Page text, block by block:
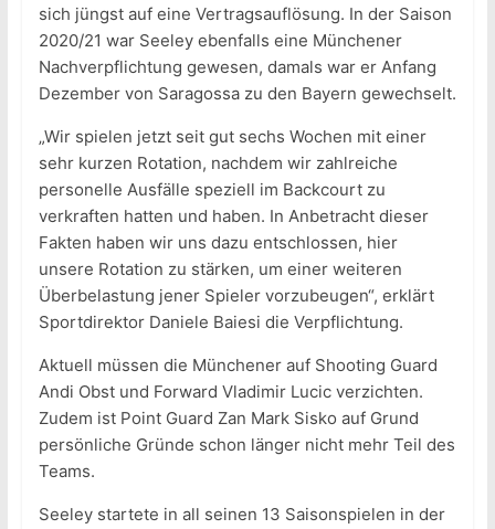
sich jüngst auf eine Vertragsauflösung. In der Saison
2020/21 war Seeley ebenfalls eine Münchener
Nachverpflichtung gewesen, damals war er Anfang
Dezember von Saragossa zu den Bayern gewechselt.
„Wir spielen jetzt seit gut sechs Wochen mit einer
sehr kurzen Rotation, nachdem wir zahlreiche
personelle Ausfälle speziell im Backcourt zu
verkraften hatten und haben. In Anbetracht dieser
Fakten haben wir uns dazu entschlossen, hier
unsere Rotation zu stärken, um einer weiteren
Überbelastung jener Spieler vorzubeugen“, erklärt
Sportdirektor Daniele Baiesi die Verpflichtung.
Aktuell müssen die Münchener auf Shooting Guard
Andi Obst und Forward Vladimir Lucic verzichten.
Zudem ist Point Guard Zan Mark Sisko auf Grund
persönliche Gründe schon länger nicht mehr Teil des
Teams.
Seeley startete in all seinen 13 Saisonspielen in der